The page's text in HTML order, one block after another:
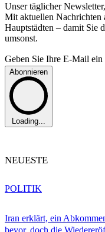
Unser täglicher
Mit aktuellen Nachrichten
Hauptstädten – damit Sie
umsonst.
Geben Sie Ihre E-Mail ein
Abonnieren
Loading...
NEUESTE
Iran erklärt, ein
POLITIK